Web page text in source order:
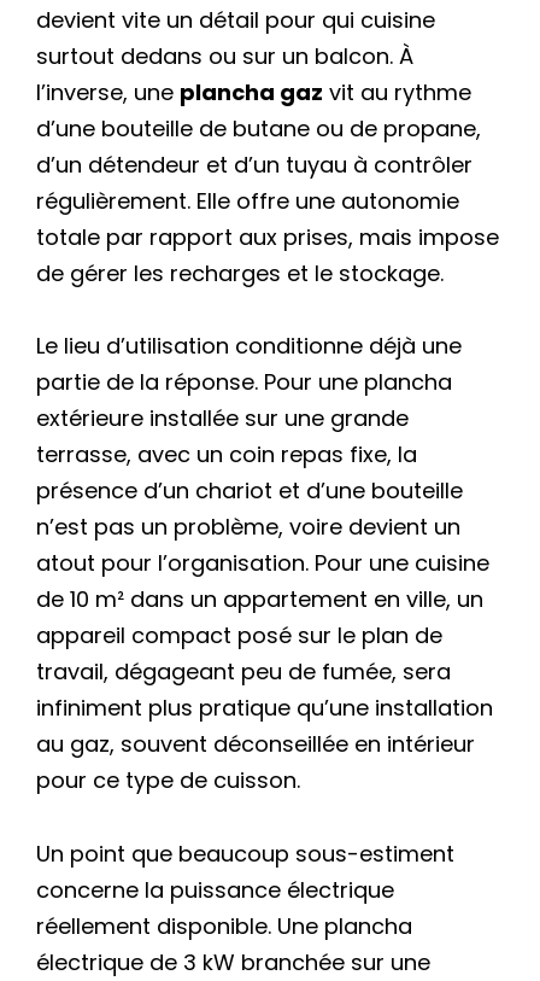
devient vite un détail pour qui cuisine
surtout dedans ou sur un balcon. À
l’inverse, une plancha gaz vit au rythme
d’une bouteille de butane ou de propane,
d’un détendeur et d’un tuyau à contrôler
régulièrement. Elle offre une autonomie
totale par rapport aux prises, mais impose
de gérer les recharges et le stockage.
Le lieu d’utilisation conditionne déjà une
partie de la réponse. Pour une plancha
extérieure installée sur une grande
terrasse, avec un coin repas fixe, la
présence d’un chariot et d’une bouteille
n’est pas un problème, voire devient un
atout pour l’organisation. Pour une cuisine
de 10 m² dans un appartement en ville, un
appareil compact posé sur le plan de
travail, dégageant peu de fumée, sera
infiniment plus pratique qu’une installation
au gaz, souvent déconseillée en intérieur
pour ce type de cuisson.
Un point que beaucoup sous-estiment
concerne la puissance électrique
réellement disponible. Une plancha
électrique de 3 kW branchée sur une